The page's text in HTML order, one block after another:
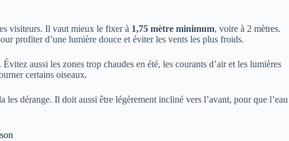
visiteurs. Il vaut mieux le fixer à 1,75 mètre minimum, voire à 2 mètres.
profiter d’une lumière douce et éviter les vents les plus froids.
aussi les zones trop chaudes en été, les courants d’air et les lumières
certains oiseaux.
dérange. Il doit aussi être légèrement incliné vers l’avant, pour que